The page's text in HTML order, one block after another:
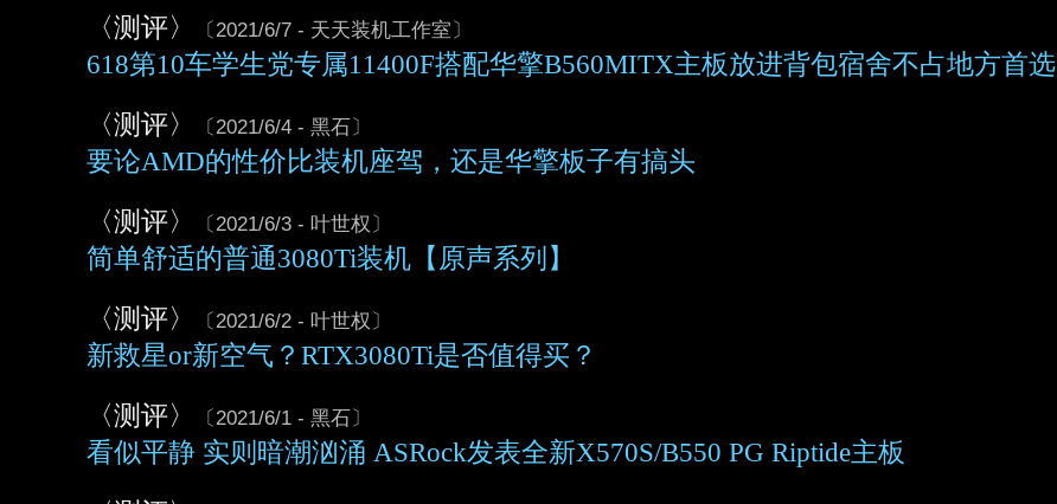
〈测评〉 〔2021/6/7 - 天天装机工作室〕
618第10车学生党专属11400F搭配华擎B560MITX主板放进背包宿舍不占地方首选
〈测评〉 〔2021/6/4 - 黑石〕
要论AMD的性价比装机座驾，还是华擎板子有搞头
〈测评〉 〔2021/6/3 - 叶世权〕
简单舒适的普通3080Ti装机【原声系列】
〈测评〉 〔2021/6/2 - 叶世权〕
新救星or新空气？RTX3080Ti是否值得买？
〈测评〉 〔2021/6/1 - 黑石〕
看似平静 实则暗潮汹涌 ASRock发表全新X570S/B550 PG Riptide主板